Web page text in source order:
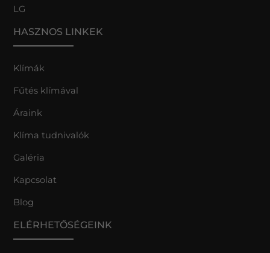
LG
HASZNOS LINKEK
Klímák
Fűtés klímával
Áraink
Klíma tudnivalók
Galéria
Kapcsolat
Blog
ELÉRHETŐSÉGEINK